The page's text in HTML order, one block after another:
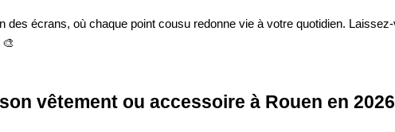
des écrans, où chaque point cousu redonne vie à votre quotidien.
vêtement ou accessoire à Rouen en 2026